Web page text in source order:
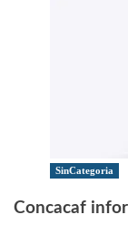
FC
que
SinCategoria
Concacaf